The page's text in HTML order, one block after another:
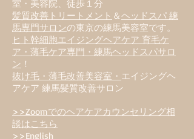
室・美容院、徒歩１分
髪質改善トリートメント ＆ヘッドスパ 練
馬専門サロンの東京の練馬美容室です。
ヒト幹細胞エイジングヘアケア 育毛ケ
ア・薄毛ケア専門・練馬ヘッドスパサロ
ン ！
抜け毛・薄毛改善美容室・ エイジングヘ
アケア 練馬髪質改善サロン
>>Zoomでのヘアケアカウンセリング相
談はこちら
>>English